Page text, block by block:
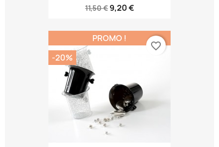
11,50 € 9,20 €
PROMO !
-20%
favorite_border